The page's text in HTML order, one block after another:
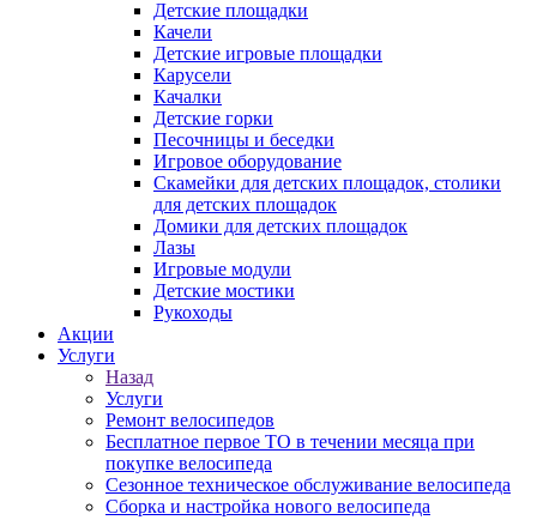
Детские площадки
Качели
Детские игровые площадки
Карусели
Качалки
Детские горки
Песочницы и беседки
Игровое оборудование
Скамейки для детских площадок, столики
для детских площадок
Домики для детских площадок
Лазы
Игровые модули
Детские мостики
Рукоходы
Акции
Услуги
Назад
Услуги
Ремонт велосипедов
Бесплатное первое ТО в течении месяца при
покупке велосипеда
Сезонное техническое обслуживание велосипеда
Сборка и настройка нового велосипеда